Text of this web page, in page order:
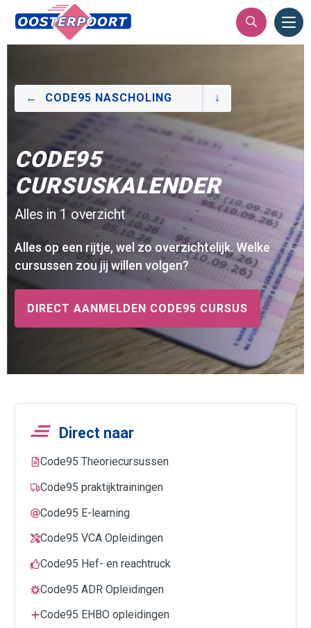
CODE95 NASCHOLING
CODE95
CURSUSKALENDER
Alles in 1 overzicht
Alles op een rijtje, wel zo overzichtelijk. Welke
cursussen zou jij willen volgen?
DIRECT AANMELDEN CODE95 CURSUS
Direct naar
Code95 Theoriecursussen
Code95 praktijktrainingen
Code95 E-learning
Code95 VCA Opleidingen
Code95 Hef- en reachtruck
Code95 ADR Opleidingen
Code95 EHBO opleidingen